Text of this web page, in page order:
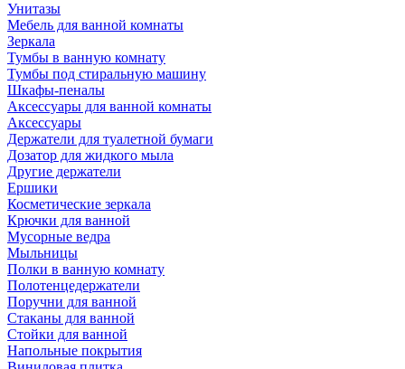
Унитазы
Мебель для ванной комнаты
Зеркала
Тумбы в ванную комнату
Тумбы под стиральную машину
Шкафы-пеналы
Аксессуары для ванной комнаты
Аксессуары
Держатели для туалетной бумаги
Дозатор для жидкого мыла
Другие держатели
Ершики
Косметические зеркала
Крючки для ванной
Мусорные ведра
Мыльницы
Полки в ванную комнату
Полотенцедержатели
Поручни для ванной
Стаканы для ванной
Стойки для ванной
Напольные покрытия